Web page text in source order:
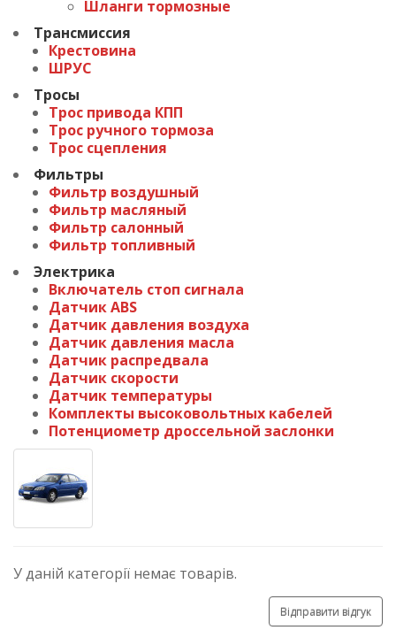
Шланги тормозные
Трансмиссия
Крестовина
ШРУС
Тросы
Трос привода КПП
Трос ручного тормоза
Трос сцепления
Фильтры
Фильтр воздушный
Фильтр масляный
Фильтр салонный
Фильтр топливный
Электрика
Включатель стоп сигнала
Датчик ABS
Датчик давления воздуха
Датчик давления масла
Датчик распредвала
Датчик скорости
Датчик температуры
Комплекты высоковольтных кабелей
Потенциометр дроссельной заслонки
У даній категорії немає товарів.
Відправити відгук